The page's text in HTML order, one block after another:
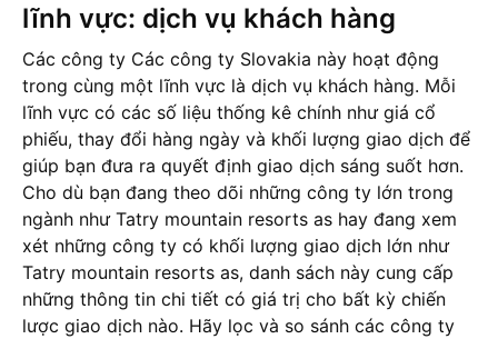
lĩnh vực: dịch vụ khách hàng
Các công ty Các công ty Slovakia này hoạt động
trong cùng một lĩnh vực là dịch vụ khách hàng. Mỗi
lĩnh vực có các số liệu thống kê chính như giá cổ
phiếu, thay đổi hàng ngày và khối lượng giao dịch để
giúp bạn đưa ra quyết định giao dịch sáng suốt hơn.
Cho dù bạn đang theo dõi những công ty lớn trong
ngành như Tatry mountain resorts as hay đang xem
xét những công ty có khối lượng giao dịch lớn như
Tatry mountain resorts as, danh sách này cung cấp
những thông tin chi tiết có giá trị cho bất kỳ chiến
lược giao dịch nào. Hãy lọc và so sánh các công ty